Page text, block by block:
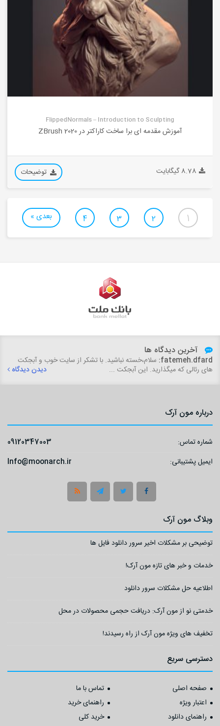
FlippedNormals – Introduction to Sculpting
آموزش مقدمه ای برا ساخت کاراکتر در ZBrush 2020
8.78 گیگابایت توضیحات
1
2
3
4 بعدی »
آخرین دیدگاه ها
fatemeh.dfard: سلام،خسته نباشید. با تشکر از سایت خوب و آبجکت
های رئالی که میگذارید. این آبجکت ... دیدن دیدگاه
درباره مون آرک
شماره تماس:
09120347003
ایمیل پشتیبانی:
Info@moonarch.ir
وبلاگ مون آرک
توضیحی بر مشکلات اخیر سرور دانلود فایل ها
خدمات و خبر های تازه مون آرک!
اطلاعیه حل مشکلات سرور دانلود
خدمتی نو از مون آرک: دریافت حجمی محصولات در محل
تخفیف های ویژه مون آرک از راه رسیدند!
دسترسی سریع
صفحه اصلی
تماس با ما
اعتبار ویژه
راهنمای خرید
راهنمای دانلود
خرید کلی